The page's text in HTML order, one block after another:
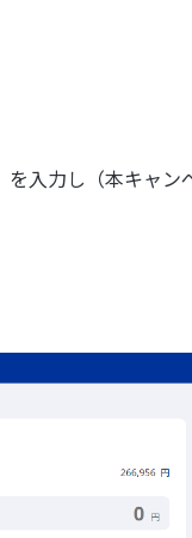
入力し（本キャン